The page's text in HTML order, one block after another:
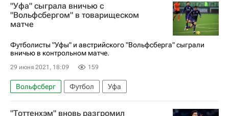
Материалы РИА Спорт
Авторы РИА Новости Спорт
Георг Тайгль
Аустрия (Вена)
Олег Гусев
Фернандо Торрес
Кремонезе
"Уфа" сыграла вничью с
"Вольфсбергом" в товарищеском
матче
Футболисты "Уфы" и австрийского "Вольфсберга" сыграли
вничью в контрольном матче.
29 июня 2021, 18:09 159
Вольфсберг Футбол Уфа
"Тоттенхэм" вновь разгромил